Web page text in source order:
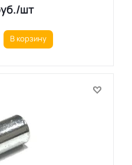
/шт
В корзину